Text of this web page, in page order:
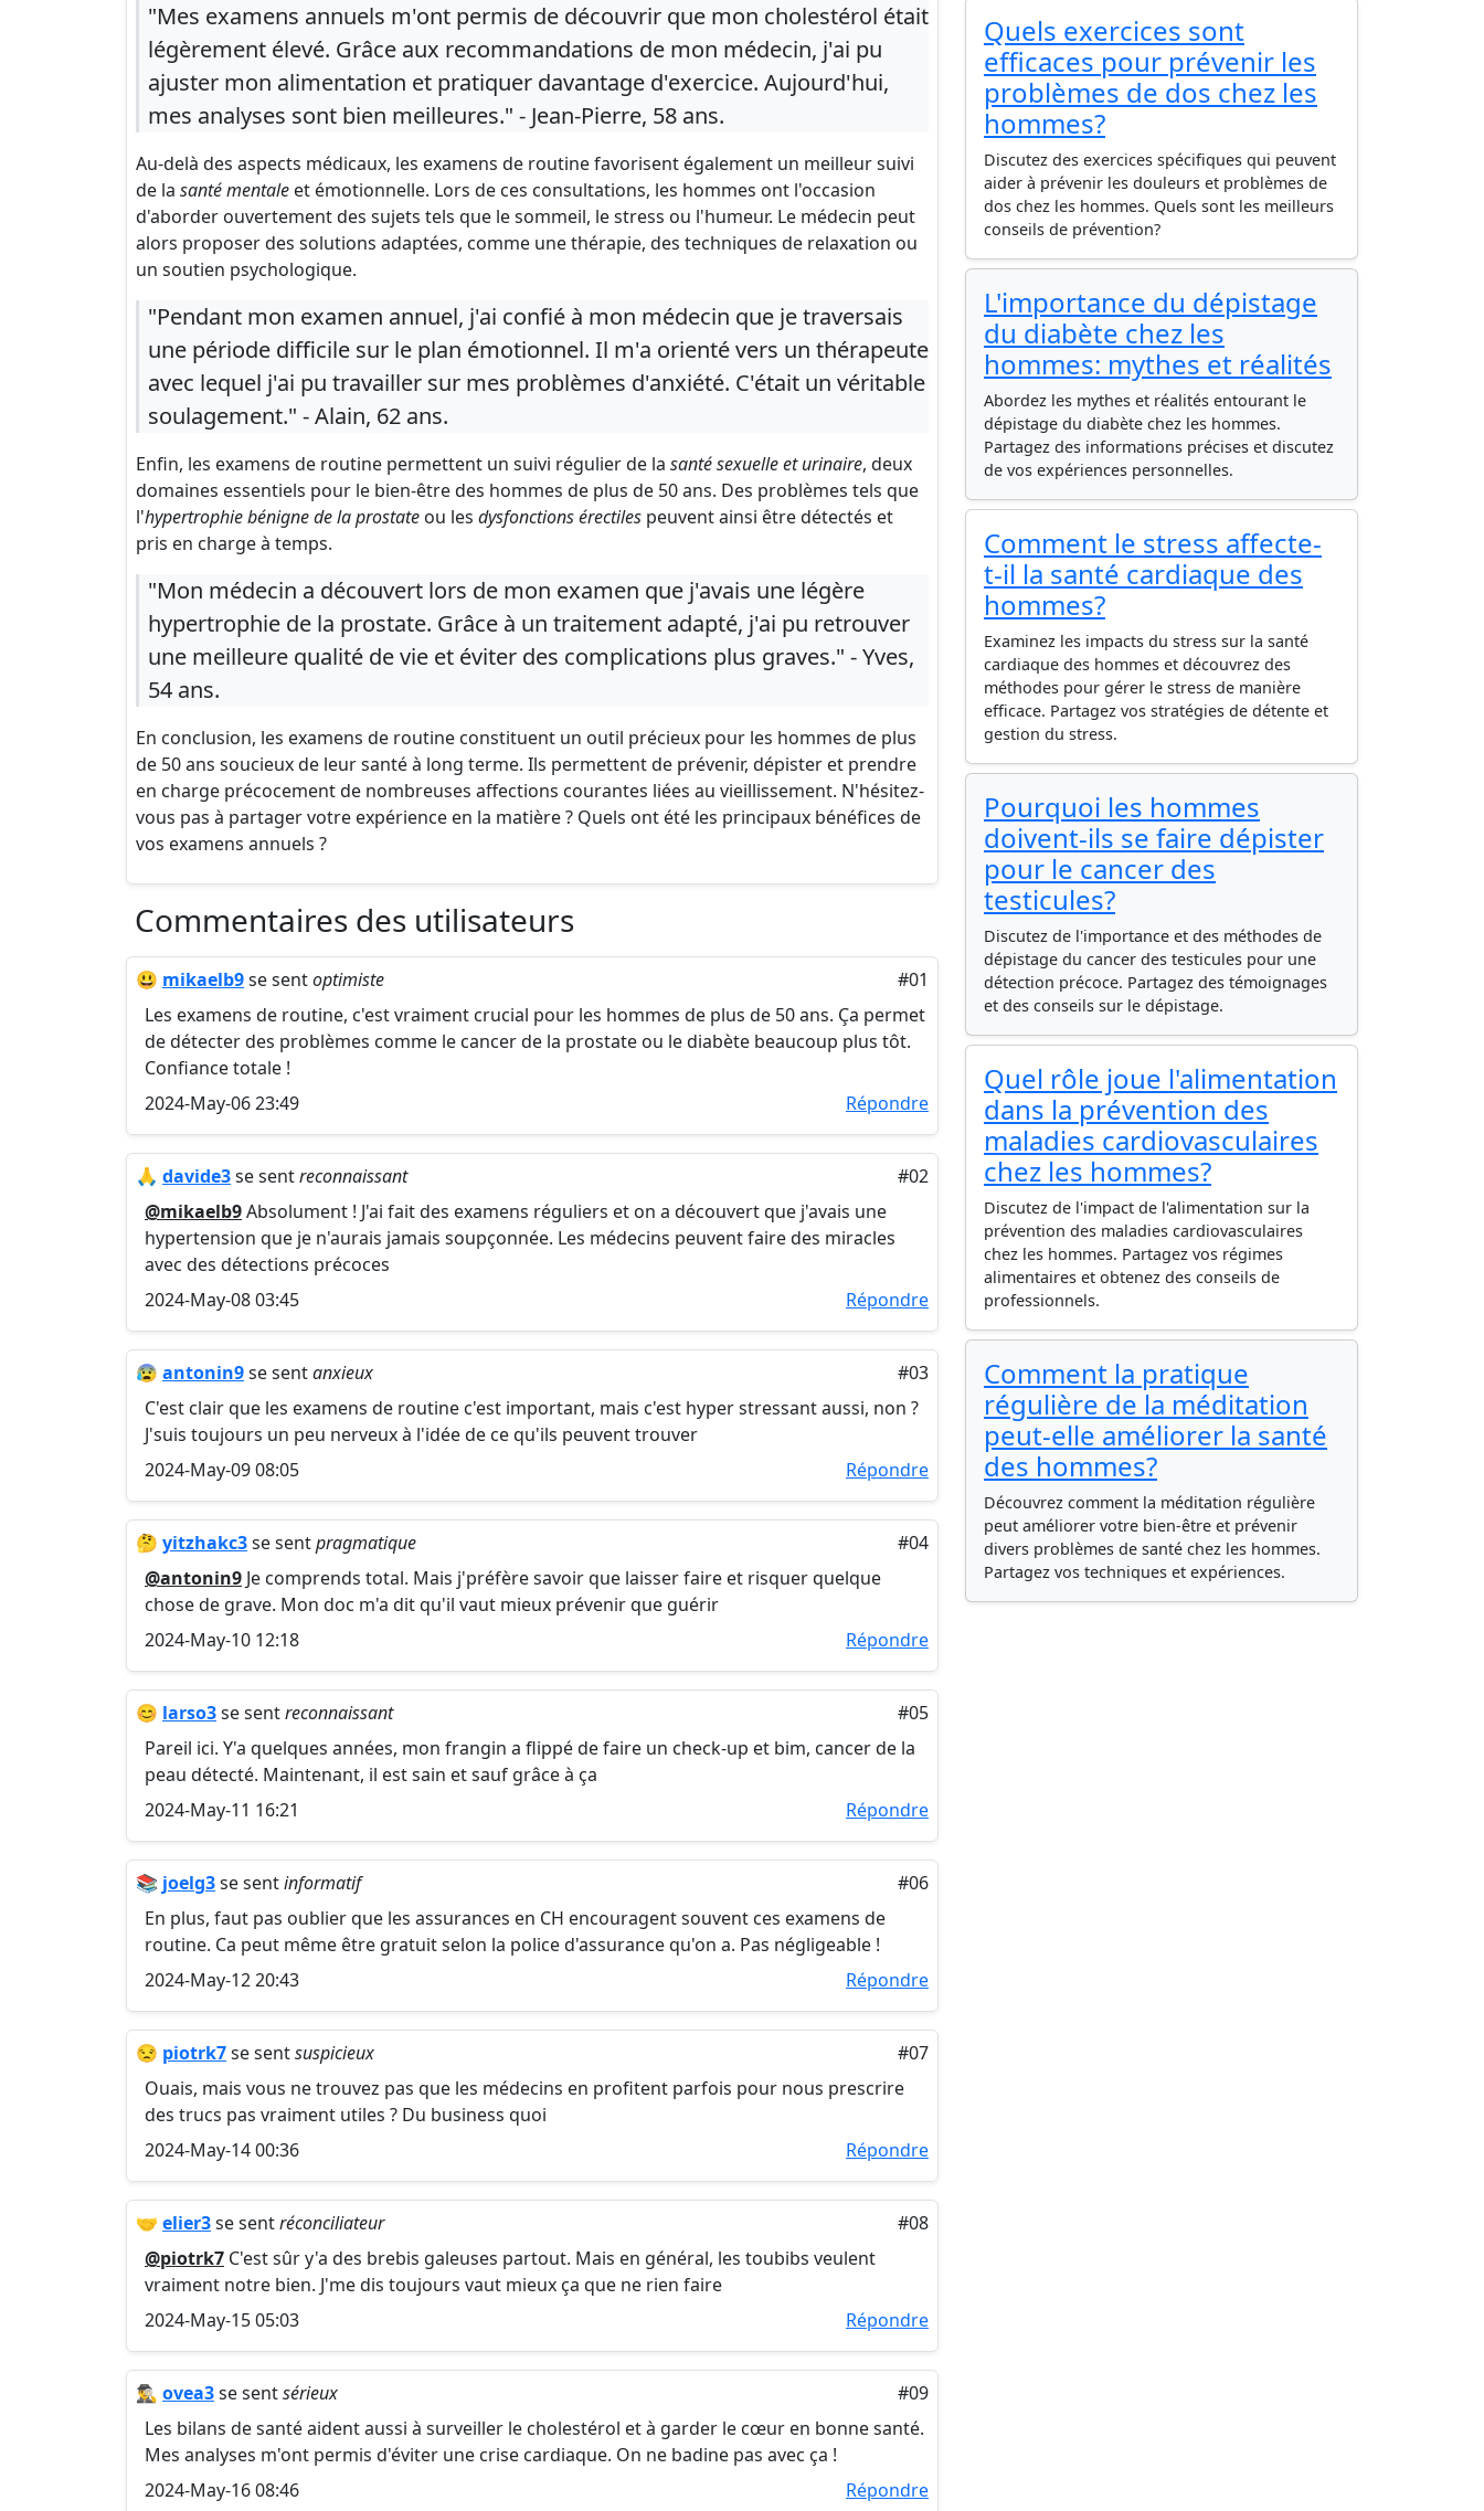
"Mes examens annuels m'ont permis de découvrir que mon cholestérol était
légèrement élevé. Grâce aux recommandations de mon médecin, j'ai pu
ajuster mon alimentation et pratiquer davantage d'exercice. Aujourd'hui,
mes analyses sont bien meilleures." - Jean-Pierre, 58 ans.
Au-delà des aspects médicaux, les examens de routine favorisent également un meilleur suivi
de la santé mentale et émotionnelle. Lors de ces consultations, les hommes ont l'occasion
d'aborder ouvertement des sujets tels que le sommeil, le stress ou l'humeur. Le médecin peut
alors proposer des solutions adaptées, comme une thérapie, des techniques de relaxation ou
un soutien psychologique.
"Pendant mon examen annuel, j'ai confié à mon médecin que je traversais
une période difficile sur le plan émotionnel. Il m'a orienté vers un thérapeute
avec lequel j'ai pu travailler sur mes problèmes d'anxiété. C'était un véritable
soulagement." - Alain, 62 ans.
Enfin, les examens de routine permettent un suivi régulier de la santé sexuelle et urinaire, deux
domaines essentiels pour le bien-être des hommes de plus de 50 ans. Des problèmes tels que
l'hypertrophie bénigne de la prostate ou les dysfonctions érectiles peuvent ainsi être détectés et
pris en charge à temps.
"Mon médecin a découvert lors de mon examen que j'avais une légère
hypertrophie de la prostate. Grâce à un traitement adapté, j'ai pu retrouver
une meilleure qualité de vie et éviter des complications plus graves." - Yves,
54 ans.
En conclusion, les examens de routine constituent un outil précieux pour les hommes de plus
de 50 ans soucieux de leur santé à long terme. Ils permettent de prévenir, dépister et prendre
en charge précocement de nombreuses affections courantes liées au vieillissement. N'hésitez-
vous pas à partager votre expérience en la matière ? Quels ont été les principaux bénéfices de
vos examens annuels ?
Commentaires des utilisateurs
😃 mikaelb9se sentoptimiste
#01
Les examens de routine, c'est vraiment crucial pour les hommes de plus de 50 ans. Ça permet
de détecter des problèmes comme le cancer de la prostate ou le diabète beaucoup plus tôt.
Confiance totale !
2024-May-06 23:49
Répondre
🙏 davide3se sentreconnaissant
#02
@mikaelb9Absolument ! J'ai fait des examens réguliers et on a découvert que j'avais une
hypertension que je n'aurais jamais soupçonnée. Les médecins peuvent faire des miracles
avec des détections précoces
2024-May-08 03:45
Répondre
😰 antonin9se sentanxieux
#03
C'est clair que les examens de routine c'est important, mais c'est hyper stressant aussi, non ?
J'suis toujours un peu nerveux à l'idée de ce qu'ils peuvent trouver
2024-May-09 08:05
Répondre
🤔 yitzhakc3se sentpragmatique
#04
@antonin9 Je comprends total. Mais j'préfère savoir que laisser faire et risquer quelque
chose de grave. Mon doc m'a dit qu'il vaut mieux prévenir que guérir
2024-May-10 12:18
Répondre
😊 larso3se sentreconnaissant
#05
Pareil ici. Y'a quelques années, mon frangin a flippé de faire un check-up et bim, cancer de la
peau détecté. Maintenant, il est sain et sauf grâce à ça
2024-May-11 16:21
Répondre
📚 joelg3se sentinformatif
#06
En plus, faut pas oublier que les assurances en CH encouragent souvent ces examens de
routine. Ca peut même être gratuit selon la police d'assurance qu'on a. Pas négligeable !
2024-May-12 20:43
Répondre
😒 piotrk7se sentsuspicieux
#07
Ouais, mais vous ne trouvez pas que les médecins en profitent parfois pour nous prescrire
des trucs pas vraiment utiles ? Du business quoi
2024-May-14 00:36
Répondre
🤝 elier3se sentréconciliateur
#08
@piotrk7 C'est sûr y'a des brebis galeuses partout. Mais en général, les toubibs veulent
vraiment notre bien. J'me dis toujours vaut mieux ça que ne rien faire
2024-May-15 05:03
Répondre
🕵️‍♂️ ovea3se sentsérieux
#09
Les bilans de santé aident aussi à surveiller le cholestérol et à garder le cœur en bonne santé.
Mes analyses m'ont permis d'éviter une crise cardiaque. On ne badine pas avec ça !
2024-May-16 08:46
Répondre
Quels exercices sont
efficaces pour prévenir les
problèmes de dos chez les
hommes?
Discutez des exercices spécifiques qui peuvent
aider à prévenir les douleurs et problèmes de
dos chez les hommes. Quels sont les meilleurs
conseils de prévention?
L'importance du dépistage
du diabète chez les
hommes: mythes et réalités
Abordez les mythes et réalités entourant le
dépistage du diabète chez les hommes.
Partagez des informations précises et discutez
de vos expériences personnelles.
Comment le stress affecte-
t-il la santé cardiaque des
hommes?
Examinez les impacts du stress sur la santé
cardiaque des hommes et découvrez des
méthodes pour gérer le stress de manière
efficace. Partagez vos stratégies de détente et
gestion du stress.
Pourquoi les hommes
doivent-ils se faire dépister
pour le cancer des
testicules?
Discutez de l'importance et des méthodes de
dépistage du cancer des testicules pour une
détection précoce. Partagez des témoignages
et des conseils sur le dépistage.
Quel rôle joue l'alimentation
dans la prévention des
maladies cardiovasculaires
chez les hommes?
Discutez de l'impact de l'alimentation sur la
prévention des maladies cardiovasculaires
chez les hommes. Partagez vos régimes
alimentaires et obtenez des conseils de
professionnels.
Comment la pratique
régulière de la méditation
peut-elle améliorer la santé
des hommes?
Découvrez comment la méditation régulière
peut améliorer votre bien-être et prévenir
divers problèmes de santé chez les hommes.
Partagez vos techniques et expériences.